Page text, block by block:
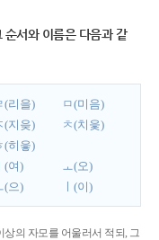
서와 이름은 다음과 같
(리을)
ㅁ(미음)
(지읒)
ㅊ(치읓)
(히읗)
(여)
ㅗ(오)
(으) ㅣ(이)
상의 자모를 어울러서 적되, 그